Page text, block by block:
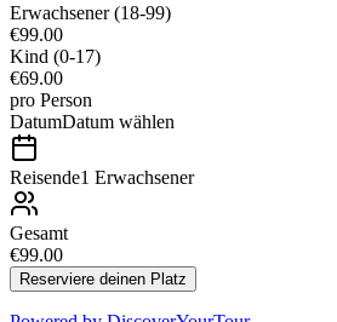
Erwachsener (18-99)
€99.00
Kind (0-17)
€69.00
pro Person
DatumDatum wählen
Reisende1 Erwachsener
Gesamt
€99.00
Reserviere deinen Platz